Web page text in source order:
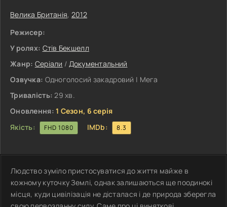
Велика Британія, 2012
Режисер:
У ролях: Стів Бекшелл
Жанр: Серіали / Документальний
Озвучка: Одноголосий закадровий | Мега
Тривалість: 29 хв.
Оновлення: 1 Сезон, 6 серія
Якість:
FHD 1080 IMDb: 8.3
Людство зуміло пристосуватися до життя майже в
кожному куточку Землі, однак залишаються ще поодинокі
місця, куди цивілізація не дісталася і де природа зберегла